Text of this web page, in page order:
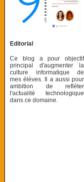
Editorial
Ce blog a pour objectif
principal d'augmenter la
culture informatique de
mes élèves. Il a aussi pour
ambition de refléter
l'actualité technologique
dans ce domaine.